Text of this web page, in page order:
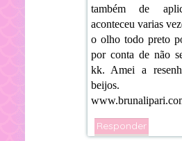
também de
aconteceu varias
o olho todo preto
por conta de não
kk. Amei a
beijos.
Responder